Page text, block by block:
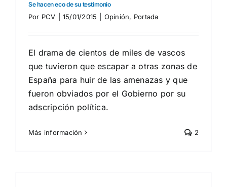
Se hacen eco de su testimonio
Por PCV 15/01/2015 Opinión, Portada
El drama de cientos de miles de vascos
que tuvieron que escapar a otras zonas de
España para huir de las amenazas y que
fueron obviados por el Gobierno por su
adscripción política.
Más información 2